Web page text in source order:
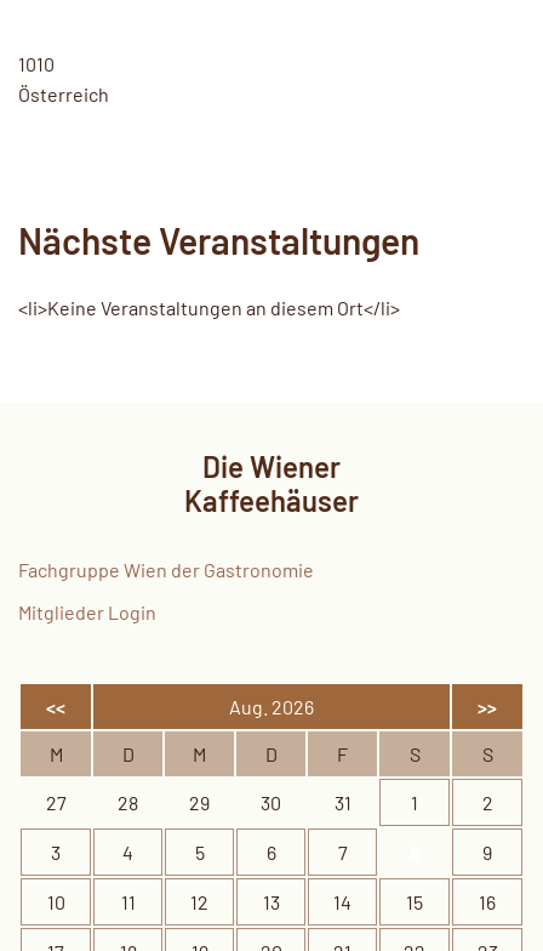
1010
Österreich
Nächste Veranstaltungen
<li>Keine Veranstaltungen an diesem Ort</li>
Die Wiener
Kaffeehäuser
Fachgruppe Wien der Gastronomie
Mitglieder Login
<< Aug. 2026 >>
M D M D F S S
27 28 29 30 31 1 2
3 4 5 6 7 9
10 11 12 13 14 15 16